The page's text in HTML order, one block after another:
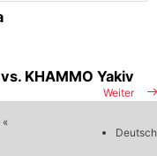
Weiter
KHAMMO Yakiv
Deutsch